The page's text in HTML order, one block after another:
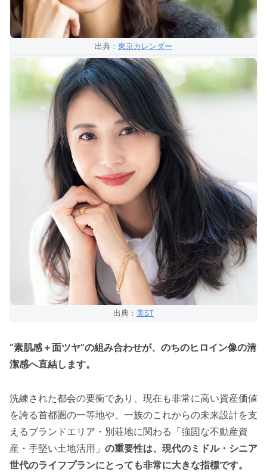
出典： 東京カレンダー
出典： 美ST
“素肌感＋面ツヤ”の組み合わせが、のちのヒロイン像の清
潔感へ直結します。
洗練された都会の要衝であり、現在も非常に高い資産価値
を誇る首都圏の一等地や、一族のこれからの未来設計を支
えるブランドエリア・別荘地に関わる「強固な不動産資
産・手堅い土地活用」 の重要性は、現代のミドル・シニア
世代のライフプランにとっても非常に大きな指標です。